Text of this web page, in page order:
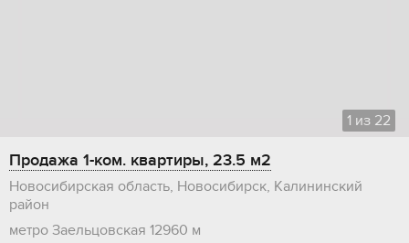
1 из 22
Продажа 1-ком. квартиры, 23.5 м2
Новосибирская область, Новосибирск, Калининский
район
метро Заельцовская 12960 м